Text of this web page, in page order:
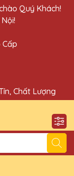
Quý Khách!
Cấp
Chất Lượng